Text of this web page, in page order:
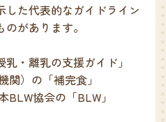
した代表的なガイドライン
があります。
乳・離乳の支援ガイド」
関）の「補完食」
BLW協会の「BLW」